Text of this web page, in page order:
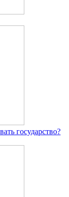
государство?